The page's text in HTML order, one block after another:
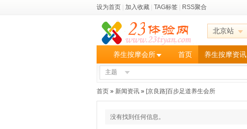
设为首页 加入收藏 TAG标签 RSS聚合
北京站
养生按摩会所 首页 养生按摩资讯
主题
首页 » 新闻资讯 » [京良路]百步足道养生会所
没有找到任何信息。